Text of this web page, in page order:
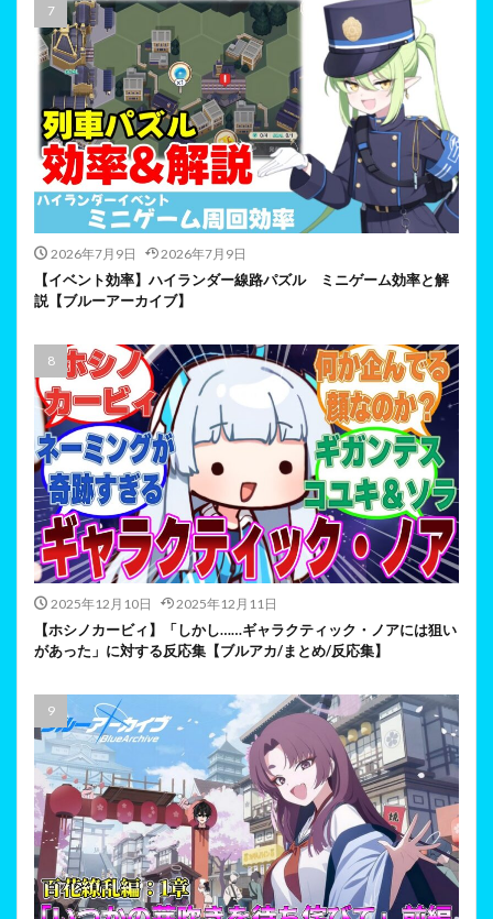
2026年7月9日 2026年7月9日
【イベント効率】ハイランダー線路パズル ミニゲーム効率と解
説【ブルーアーカイブ】
2025年12月10日 2025年12月11日
【ホシノカービィ】「しかし……ギャラクティック・ノアには狙い
があった」に対する反応集【ブルアカ/まとめ/反応集】